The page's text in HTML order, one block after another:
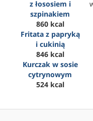
z łososiem i
szpinakiem
860 kcal
Fritata z papryką
i cukinią
846 kcal
Kurczak w sosie
cytrynowym
524 kcal